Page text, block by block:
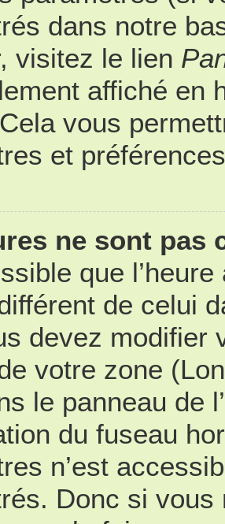
dans notre
visitez le lien
affiché en
vous
et
ne sont pas
que
de celui
devez modifier
votre zone
le panneau de
du fuseau
n’est
Donc si vous